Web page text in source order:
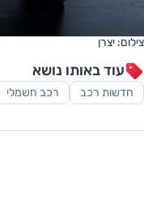
צילום: יצרן
עוד באותו נושא
חדשות רכב רכב חשמלי